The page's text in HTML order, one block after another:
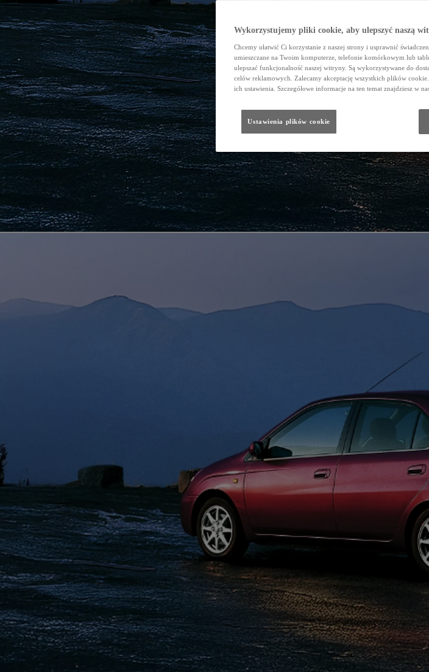
Wykorzystujemy pliki cookie, aby ulepszyć naszą
Chcemy ułatwić Ci korzystanie z naszej strony i usprawnić
umieszczane na Twoim komputerze, telefonie komórkowym lub
ulepszać funkcjonalność naszej witryny. Są wykorzystywane do
celów reklamowych. Zalecamy akceptację wszystkich plików
ich ustawienia. Szczegółowe informacje na ten temat znajdziesz w
Ustawienia plików cookie